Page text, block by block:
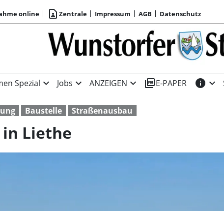
online contact_page Zentrale Impressum AGB Datenschutz
Spezial expand_more Jobs expand_more ANZEIGEN expand_more picture_as_pdfE-PAPER info expand_more
Baustelle Straßenausbau
Liethe